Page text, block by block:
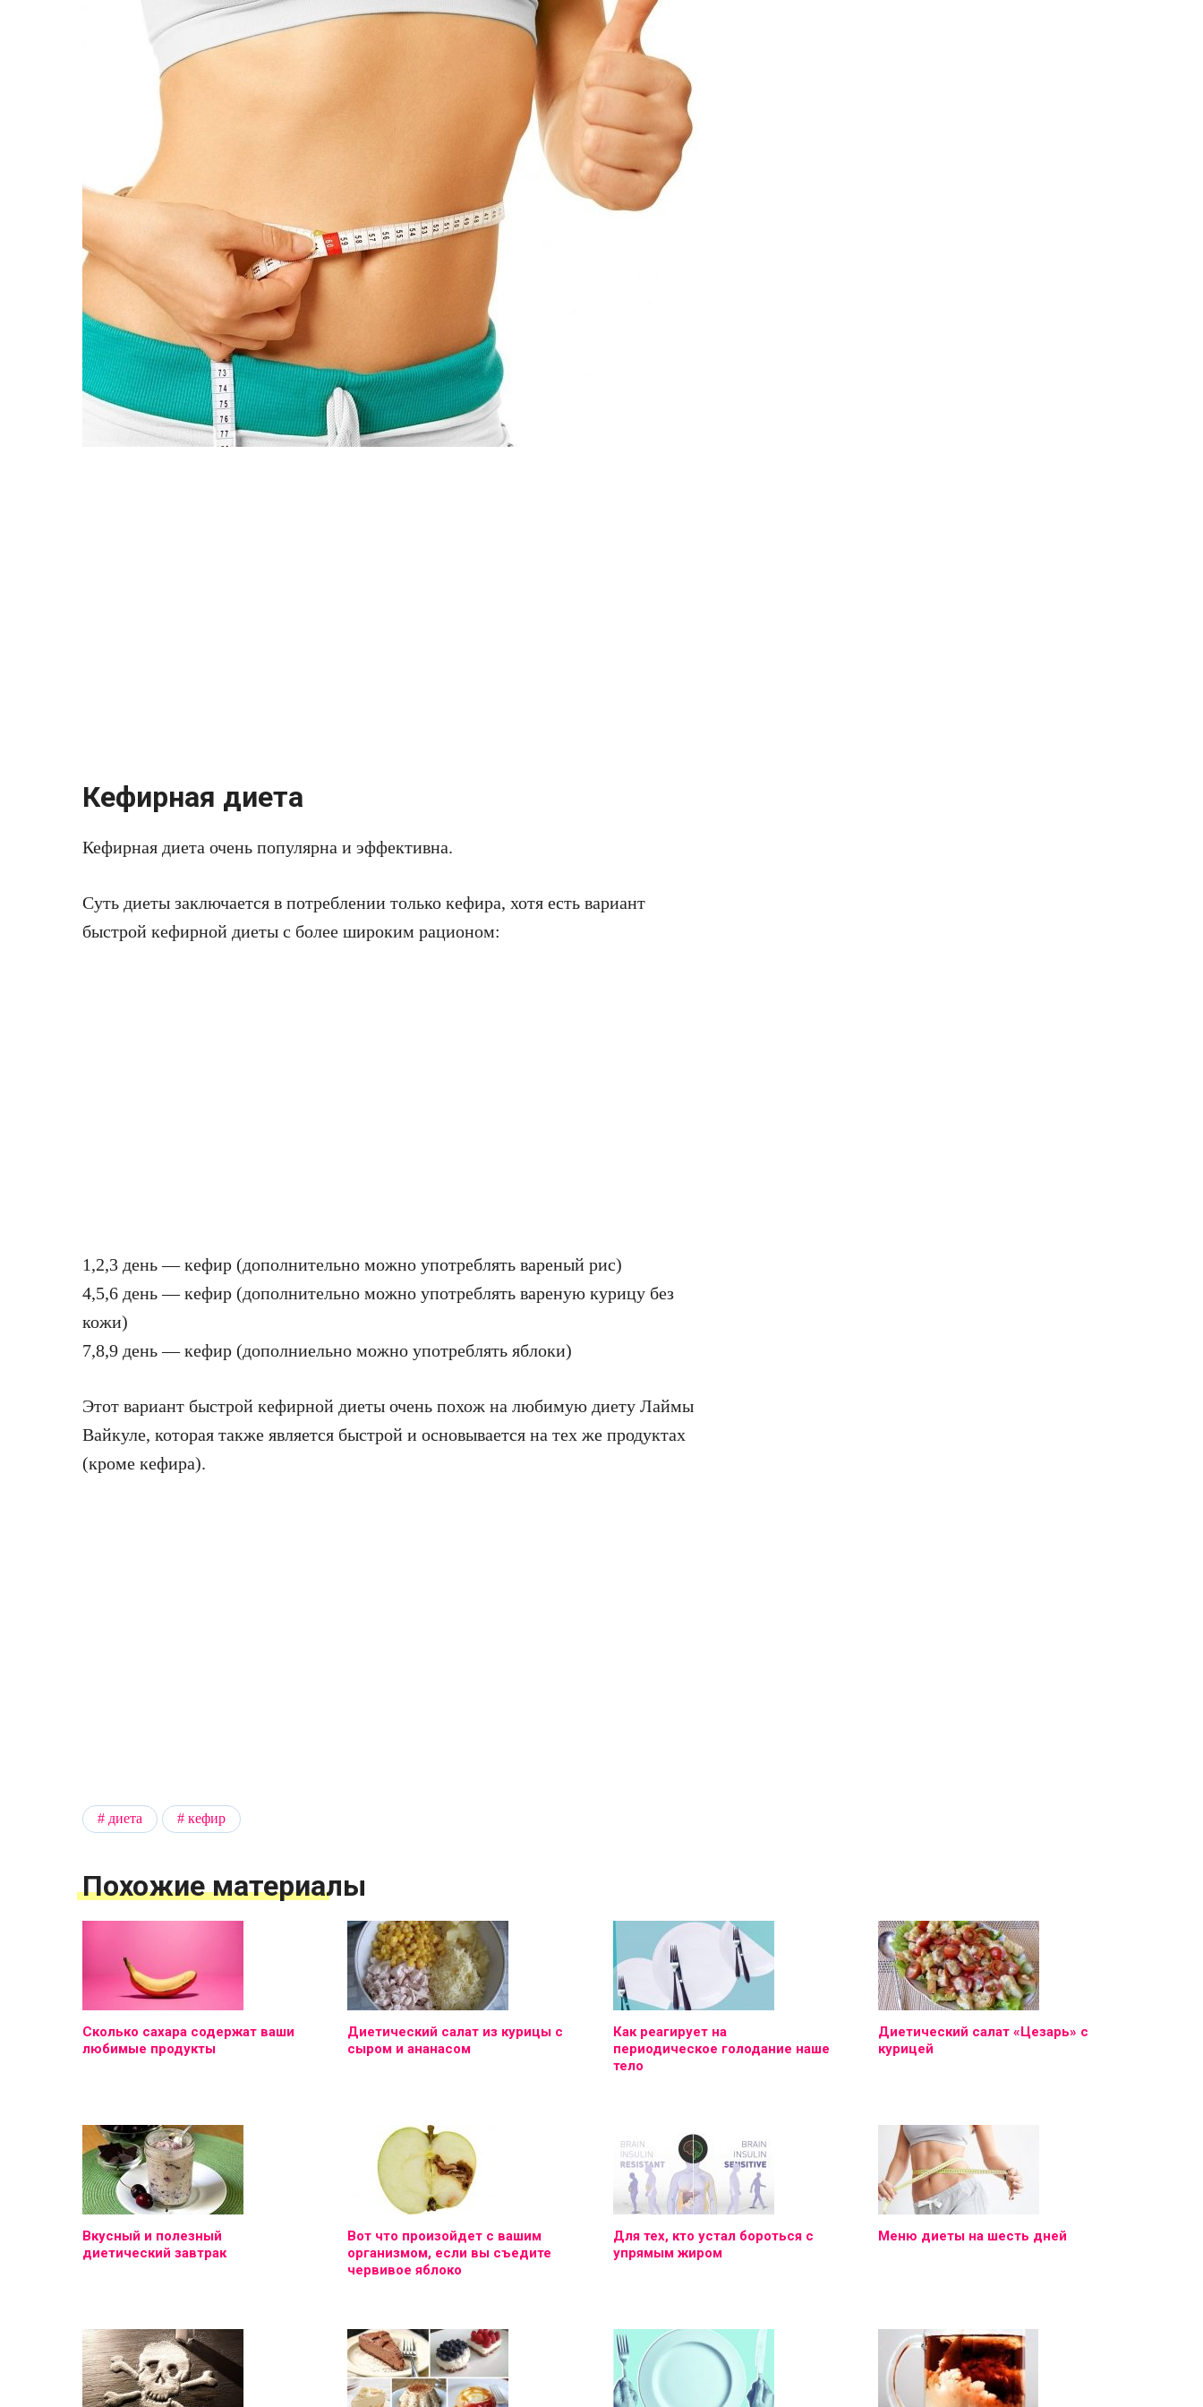
Кефирная диета
Кефирная диета очень популярна и эффективна.
Суть диеты заключается в потреблении только кефира, хотя есть вариант
быстрой кефирной диеты с более широким рационом:
1,2,3 день — кефир (дополнительно можно употреблять вареный рис)
4,5,6 день — кефир (дополнительно можно употреблять вареную курицу без
кожи)
7,8,9 день — кефир (дополниельно можно употреблять яблоки)
Этот вариант быстрой кефирной диеты очень похож на любимую диету Лаймы
Вайкуле, которая также является быстрой и основывается на тех же продуктах
(кроме кефира).
диета кефир
Похожие материалы
Сколько сахара содержат ваши
любимые продукты
Диетический салат из курицы с
сыром и ананасом
Как реагирует на
периодическое голодание наше
тело
Диетический салат «Цезарь» с
курицей
Вкусный и полезный
диетический завтрак
Вот что произойдет с вашим
организмом, если вы съедите
червивое яблоко
Для тех, кто устал бороться с
упрямым жиром
Меню диеты на шесть дней